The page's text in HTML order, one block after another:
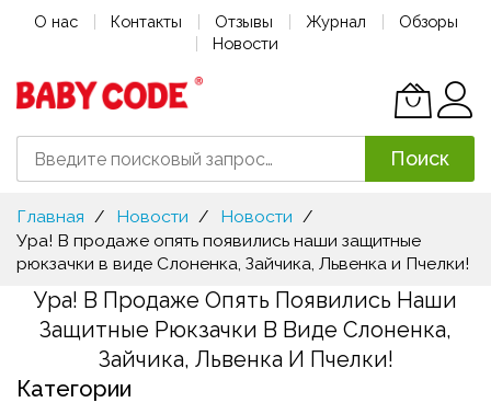
О нас Контакты Отзывы Журнал
Обзоры
Новости
Поиск
to
Content
Главная Новости
Новости
Ура! В продаже опять появились наши защитные
рюкзачки в виде Слоненка, Зайчика, Львенка и Пчелки!
Ура! В Продаже Опять Появились Наши
Защитные Рюкзачки В Виде Слоненка,
Зайчика, Львенка И Пчелки!
Категории